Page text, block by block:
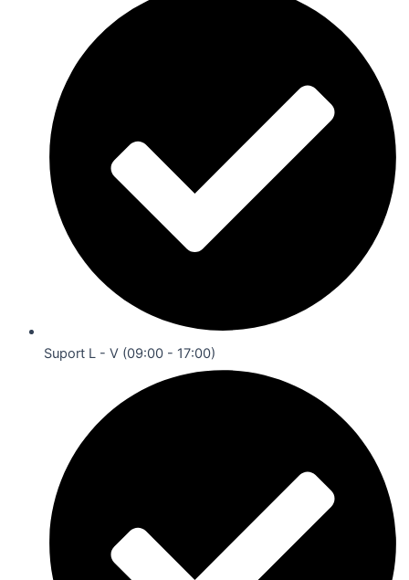
Suport L - V (09:00 - 17:00)